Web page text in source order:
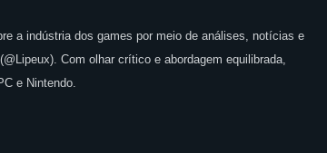
a indústria dos games por meio de análises, notícias e
Com olhar crítico e abordagem equilibrada,
e Nintendo.